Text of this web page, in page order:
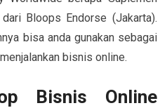
Bloops Endorse (Jakarta).
bisa anda gunakan sebagai
bisnis online.
Bisnis Online